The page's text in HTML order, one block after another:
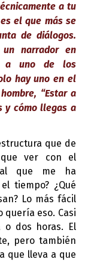
a tu
el que más se
de diálogos.
narrador en
a uno de los
hay uno en el
“Estar a
y cómo llegas a
que de
ver con el
que me ha
tiempo? ¿Qué
Lo más fácil
quería eso. Casi
o dos horas. El
pero también
que lleva a que